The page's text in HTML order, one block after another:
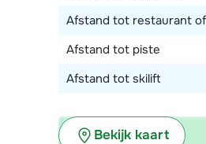
Afstand tot restaurant
Afstand tot piste
Afstand tot skilift
Bekijk kaart